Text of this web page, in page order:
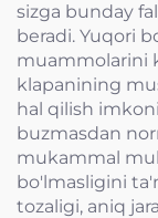
sizga bunday
beradi. Yuqori
muammolarini
klapanining
hal qilish
buzmasdan
mukammal
bo'lmasligini
tozaligi, aniq